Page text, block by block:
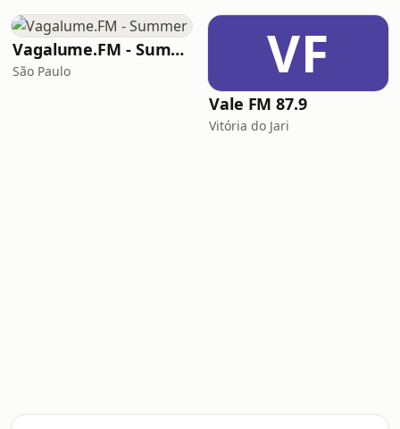
Vagalume.FM - Summer
São Paulo VF
Vale FM 87.9
Vitória do Jari